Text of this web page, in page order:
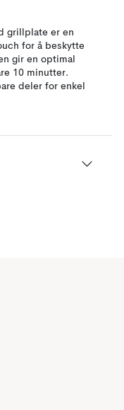
grillplate er en
for å beskytte
gir en optimal
10 minutter.
deler for enkel